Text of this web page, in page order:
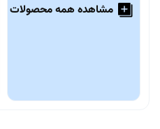
مشاهده همه محصولات